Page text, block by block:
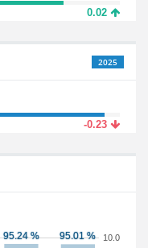
0.02
2025
-0.23
10.0